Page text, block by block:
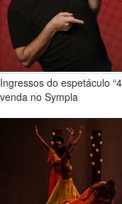
Ingressos do espetáculo
venda no Sympla